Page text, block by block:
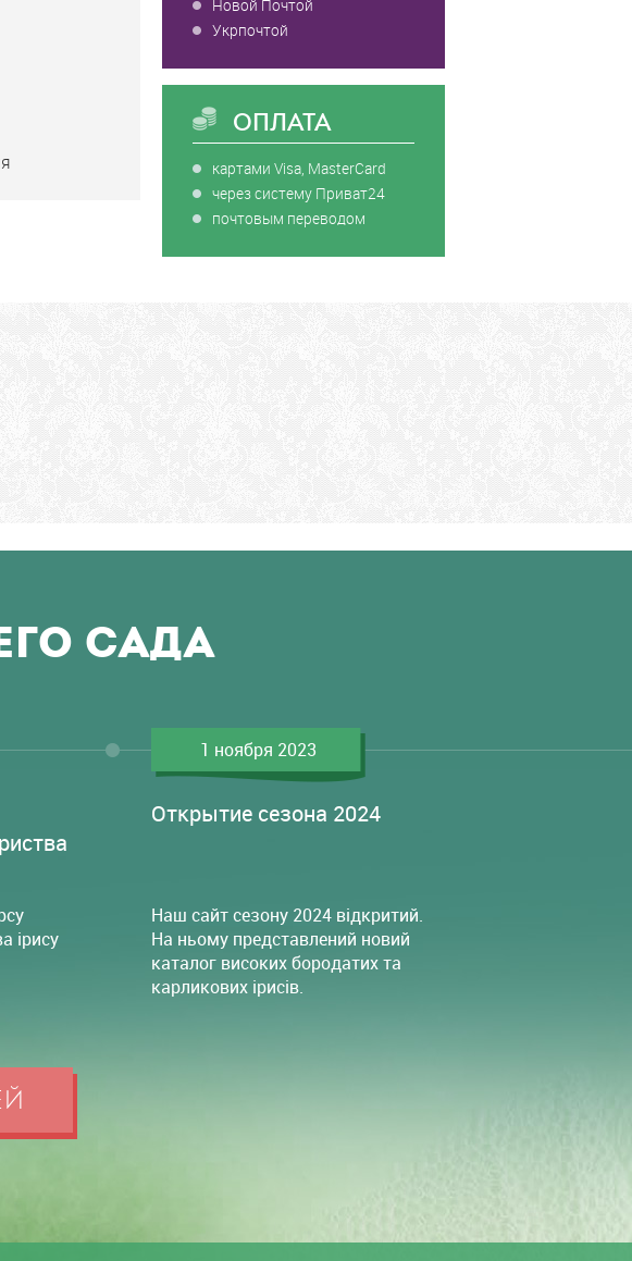
Новой Почтой
Укрпочтой
ОПЛАТА
картами Visa, MasterCard
через систему Приват24
почтовым переводом
САДА
ірису
1 ноября 2023
Открытие сезона 2024
Наш сайт сезону 2024 відкритий.
На ньому представлений новий
каталог високих бородатих та
карликових ірисів.